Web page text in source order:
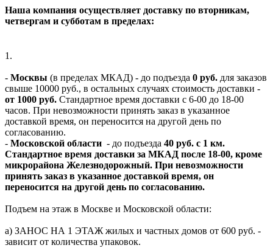
Наша компания осуществляет доставку по вторникам,
четвергам и субботам в пределах:
1.
- Москвы (в пределах МКАД) - до подъезда 0 руб. для заказов
свыше 10000 руб., в остальных случаях стоимость доставки -
от 1000 руб. Стандартное время доставки с 6-00 до 18-00
часов. При невозможности принять заказ в указанное
доставкой время, он переносится на другой день по
согласованию.
- Московской области - до подъезда 40 руб. с 1 км.
Стандартное время доставки за МКАД после 18-00, кроме
микрорайона Железнодорожный. При невозможности
принять заказ в указанное доставкой время, он
переносится на другой день по согласованию.
Подъем на этаж в Москве и Московской области:
а) ЗАНОС НА 1 ЭТАЖ жилых и частных домов от 600 руб. -
зависит от количества упаковок.